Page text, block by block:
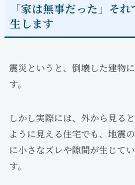
「家は無事だった」そ
生します
震災というと、倒壊した建物
す。
しかし実際には、外から見る
ように見える住宅でも、地震
に小さなズレや隙間が生じて
す。